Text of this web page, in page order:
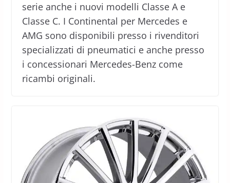
serie anche i nuovi modelli Classe A e
Classe C. I Continental per Mercedes e
AMG sono disponibili presso i rivenditori
specializzati di pneumatici e anche presso
i concessionari Mercedes-Benz come
ricambi originali.